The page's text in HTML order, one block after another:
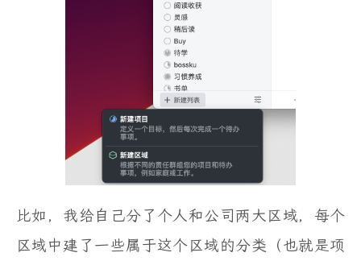
比如，我给自己分了个人和公司两大区域，每个
区域中建了一些属于这个区域的分类（也就是项